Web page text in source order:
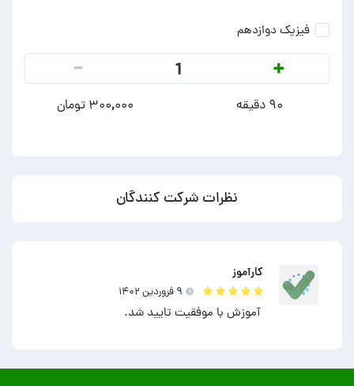
فیزیک دوازدهم
+
1
-
۹۰ دقیقه ۳۰۰,۰۰۰ تومان
نظرات شرکت کنندگان
کارآموز
۹ فروردين ۱۴۰۲
آموزش با موفقیت تایید شد.